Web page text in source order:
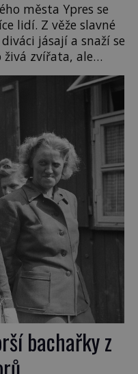
města Ypres se
lidí. Z věže slavné
jásají a snaží se
zvířata, ale
to ale bylo jinak.
jeden z
zvyků […]
bachařky z